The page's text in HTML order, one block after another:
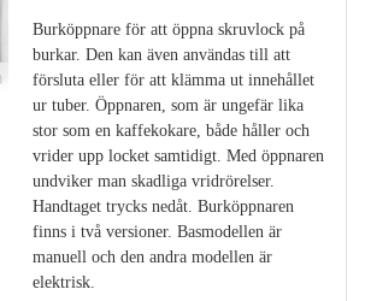
Burköppnare för att öppna skruvlock på
burkar. Den kan även användas till att
försluta eller för att klämma ut innehållet
ur tuber. Öppnaren, som är ungefär lika
stor som en kaffekokare, både håller och
vrider upp locket samtidigt. Med öppnaren
undviker man skadliga vridrörelser.
Handtaget trycks nedåt. Burköppnaren
finns i två versioner. Basmodellen är
manuell och den andra modellen är
elektrisk.